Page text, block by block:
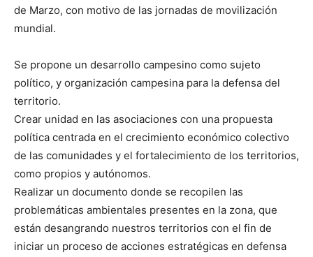
de Marzo, con motivo de las jornadas de movilización
mundial.
Se propone un desarrollo campesino como sujeto
político, y organización campesina para la defensa del
territorio.
Crear unidad en las asociaciones con una propuesta
política centrada en el crecimiento económico colectivo
de las comunidades y el fortalecimiento de los territorios,
como propios y autónomos.
Realizar un documento donde se recopilen las
problemáticas ambientales presentes en la zona, que
están desangrando nuestros territorios con el fin de
iniciar un proceso de acciones estratégicas en defensa